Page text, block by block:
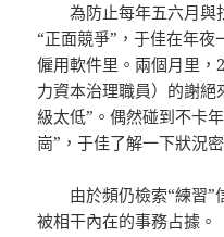
為防止每年五六月與
“正面競爭”，于佳在年
僱用軟件里。兩個月里，
力資本治理職員）的謝絕
級太低”。偶然碰到不卡
崗”，于佳了解一下狀況
由於頻仍檢索“練習
被相干內在的事務占據。